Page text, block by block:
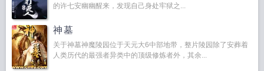
的许七安幽幽醒来，发现自己身处牢狱之...
神墓
关于神墓神魔陵园位于天元大6中部地带，整片陵园除了安葬着
人类历代的最强者异类中的顶级修炼者外，其余...